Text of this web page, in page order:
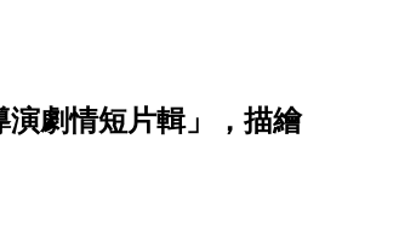
演劇情短片輯」，描繪